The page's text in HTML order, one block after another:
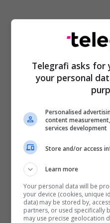
Qrtk Prizren
Telegrafi asks for
your personal
Personalised
content
services development
Store and/or access
Learn more
Your personal data will be
your device (cookies, unique
data) may be stored by,
partners, or used specifically
may use precise geolocation